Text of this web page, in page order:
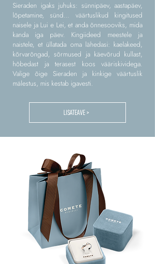
Sieraden igaks juhuks: sünnipäev, aastapäev,
lõpetamine, sünd... väärtuslikud kingitused
naisele ja Lui e Lei, et anda õnnesooviks, mida
kanda iga päev. Kingiideed meestele ja
naistele, et üllatada oma lähedasi: kaelakeed,
kõrvarõngad, sõrmused ja käevõrud kullast,
hõbedast ja terasest koos vääriskividega.
Valige õige Sieraden ja kinkige väärtuslik
mälestus, mis kestab igavesti.
LISATEAVE >